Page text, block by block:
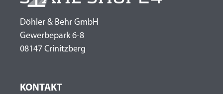
Döhler & Behr GmbH
Gewerbepark 6-8
08147 Crinitzberg
KONTAKT